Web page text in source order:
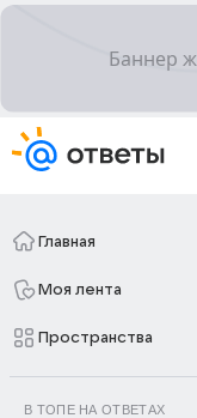
Главная
Моя лента
Пространства
В ТОПЕ НА ОТВЕТАХ